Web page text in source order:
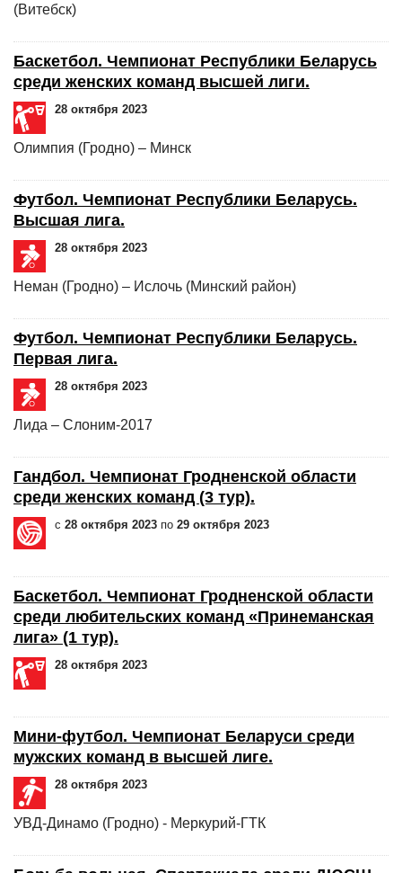
(Витебск)
Баскетбол. Чемпионат Республики Беларусь
среди женских команд высшей лиги.
28 октября 2023
Олимпия (Гродно) – Минск
Футбол. Чемпионат Республики Беларусь.
Высшая лига.
28 октября 2023
Неман (Гродно) – Ислочь (Минский район)
Футбол. Чемпионат Республики Беларусь.
Первая лига.
28 октября 2023
Лида – Слоним-2017
Гандбол. Чемпионат Гродненской области
среди женских команд (3 тур).
с 28 октября 2023 по 29 октября 2023
Баскетбол. Чемпионат Гродненской области
среди любительских команд «Принеманская
лига» (1 тур).
28 октября 2023
Мини-футбол. Чемпионат Беларуси среди
мужских команд в высшей лиге.
28 октября 2023
УВД-Динамо (Гродно) - Меркурий-ГТК